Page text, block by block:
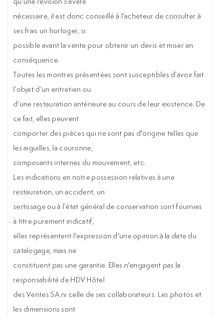
nécessaire, il est donc conseillé à l'acheteur de consulter à
ses frais un horloger, si
possible avant la vente pour obtenir un devis et miser en
conséquence.
Toutes les montres présentées sont susceptibles d’avoir fait
l’objet d’un entretien ou
d’une restauration antérieure au cours de leur existence. De
ce fait, elles peuvent
comporter des pièces qui ne sont pas d'origine telles que
les aiguilles, la couronne,
composants internes du mouvement, etc.
Les indications en notre possession relatives à une
restauration, un accident, un
sertissage ou à l’état général de conservation sont fournies
à titre purement indicatif,
elles représentent l'expression d'une opinion à la date du
catalogage, mais ne
constituent pas une garantie. Elles n'engagent pas la
responsabilité de HDV Hôtel
des Ventes SA ni celle de ses collaborateurs. Les photos et
les dimensions sont